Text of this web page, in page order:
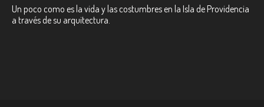
Un poco como es la vida y las costumbres en la Isla de Providencia
a través de su arquitectura.